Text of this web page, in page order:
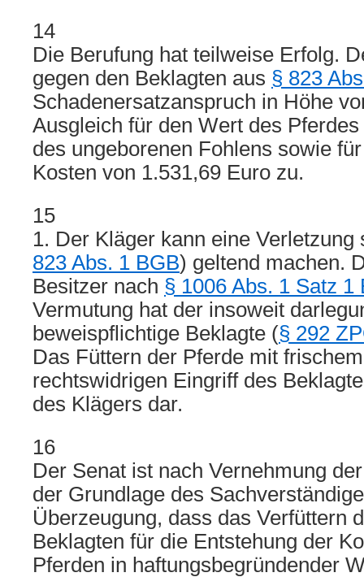
14
Die Berufung hat teilweise Erfolg.
gegen den Beklagten aus § 823
Schadenersatzanspruch in Höhe
Ausgleich für den Wert des Pferdes
des ungeborenen Fohlens sowie
Kosten von 1.531,69 Euro zu.
15
1. Der Kläger kann eine Verletzung
823 Abs. 1 BGB) geltend machen.
Besitzer nach § 1006 Abs. 1 Satz 1
Vermutung hat der insoweit
beweispflichtige Beklagte (§ 292
Das Füttern der Pferde mit
rechtswidrigen Eingriff des
des Klägers dar.
16
Der Senat ist nach Vernehmung
der Grundlage des
Überzeugung, dass das Verfüttern
Beklagten für die Entstehung der
Pferden in haftungsbegründender